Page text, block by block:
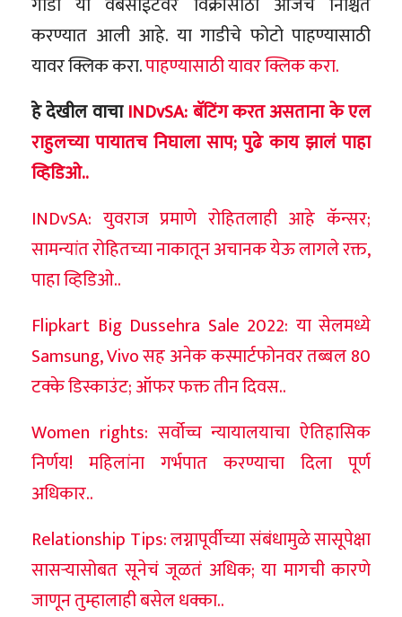
करण्यात आली आहे. या गाडीचे फोटो पाहण्यासाठी
यावर क्लिक करा.पाहण्यासाठी यावर क्लिक करा.
हे देखील वाचाINDvSA: बॅटिंग करत असताना के एल
राहुलच्या पायातच निघाला साप; पुढे काय झालं पाहा
व्हिडिओ..
INDvSA: युवराज प्रमाणे रोहितलाही आहे कॅन्सर;
सामन्यांत रोहितच्या नाकातून अचानक येऊ लागले रक्त,
पाहा व्हिडिओ..
Flipkart Big Dussehra Sale 2022: या सेलमध्ये
Samsung, Vivo सह अनेक कस्मार्टफोनवर तब्बल 80
टक्के डिस्काउंट; ऑफर फक्त तीन दिवस..
Women rights: सर्वोच्च न्यायालयाचा ऐतिहासिक
निर्णय! महिलांना गर्भपात करण्याचा दिला पूर्ण
अधिकार..
Relationship Tips: लग्नापूर्वीच्या संबंधामुळे सासूपेक्षा
सासऱ्यासोबत सूनेचं जूळतं अधिक; या मागची कारणे
जाणून तुम्हालाही बसेल धक्का..